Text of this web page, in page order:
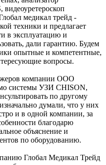
медикал трейд -
техники и предлагает
в эксплуатацию и
дали гарантию. Будем
опытные и компетентные,
вопросы.
компании ООО
системы УЗИ CHISON,
по другому
думали, что у них
и в одной компании, за
благодарю
объяснение и
по оборудованию.
Глобал Медикал Трейд